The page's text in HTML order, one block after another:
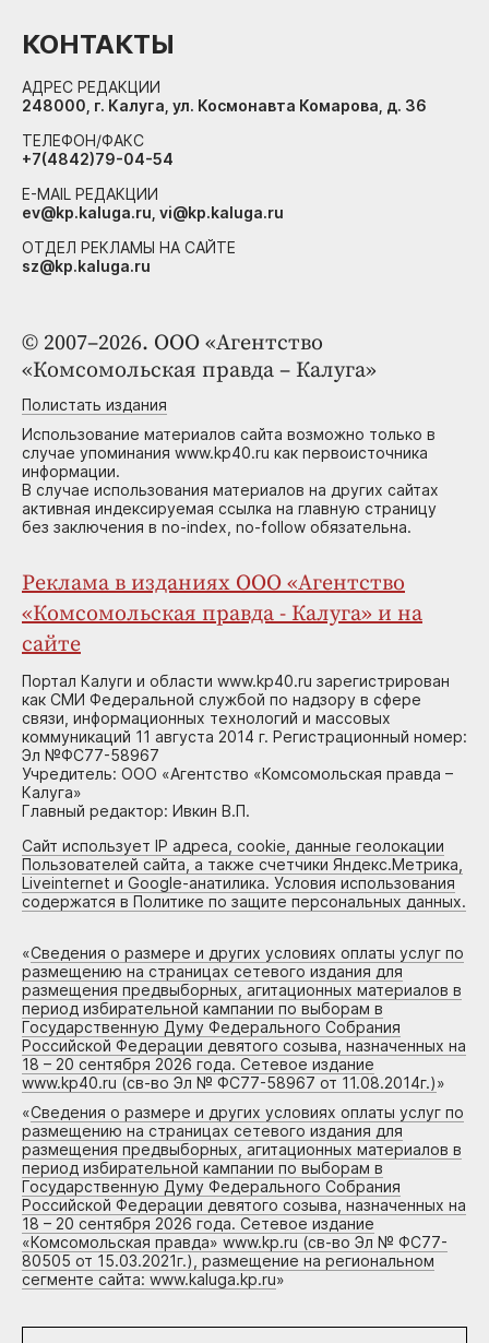
© 2007–2026. ООО «Агентство
«Комсомольская правда – Калуга»
Полистать издания
Использование материалов сайта возможно только в
случае упоминания www.kp40.ru как первоисточника
информации.
В случае использования материалов на других сайтах
активная индексируемая ссылка на главную страницу
без заключения в no-index, no-follow обязательна.
Реклама в изданиях ООО «Агентство
«Комсомольская правда - Калуга» и на
сайте
Портал Калуги и области www.kp40.ru зарегистрирован
как СМИ Федеральной службой по надзору в сфере
связи, информационных технологий и массовых
коммуникаций 11 августа 2014 г. Регистрационный номер:
Эл №ФС77-58967
Учредитель: ООО «Агентство «Комсомольская правда –
Калуга»
Главный редактор: Ивкин В.П.
Сайт использует IP адреса, cookie, данные геолокации
Пользователей сайта, а также счетчики Яндекс.Метрика,
Liveinternet и Google-анатилика. Условия использования
содержатся в Политике по защите персональных данных.
«Сведения о размере и других условиях оплаты услуг по
размещению на страницах сетевого издания для
размещения предвыборных, агитационных материалов в
период избирательной кампании по выборам в
Государственную Думу Федерального Собрания
Российской Федерации девятого созыва, назначенных на
18 – 20 сентября 2026 года. Сетевое издание
www.kp40.ru (св-во Эл № ФС77-58967 от 11.08.2014г.)»
«Сведения о размере и других условиях оплаты услуг по
размещению на страницах сетевого издания для
размещения предвыборных, агитационных материалов в
период избирательной кампании по выборам в
Государственную Думу Федерального Собрания
Российской Федерации девятого созыва, назначенных на
18 – 20 сентября 2026 года. Сетевое издание
«Комсомольская правда» www.kp.ru (св-во Эл № ФС77-
80505 от 15.03.2021г.), размещение на региональном
сегменте сайта: www.kaluga.kp.ru»
КОНТАКТЫ
АДРЕС РЕДАКЦИИ
248000, г. Калуга, ул. Космонавта Комарова, д. 36
ТЕЛЕФОН/ФАКС
+7(4842)79-04-54
E-MAIL РЕДАКЦИИ
ev@kp.kaluga.ru, vi@kp.kaluga.ru
ОТДЕЛ РЕКЛАМЫ НА САЙТЕ
sz@kp.kaluga.ru